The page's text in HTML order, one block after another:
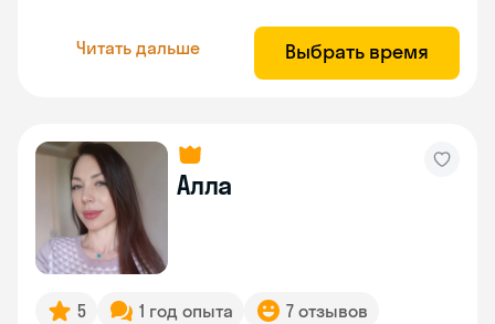
Читать дальше Выбрать время
Алла
5 1 год опыта 7 отзывов